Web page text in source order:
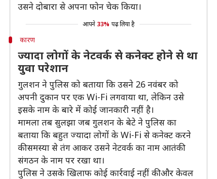
उसने दोबारा से अपना फोन चेक किया।
आपने 33% पढ़ लिया है
कारण
ज्यादा लोगों के नेटवर्क से कनेक्ट होने से था
युवा परेशान
गुलशन ने पुलिस को बताया कि उसने 26 नवंबर को
अपनी दुकान पर एक Wi-Fi लगवाया था, लेकिन उसे
इसके नाम के बारे में कोई जानकारी नहीं है।
मामला तब सुलझा जब गुलशन के बेटे ने पुलिस का
बताया कि बहुत ज्यादा लोगों के Wi-Fi से कनेक्ट करने
की समस्या से तंग आकर उसने नेटवर्क का नाम आतंकी
संगठन के नाम पर रखा था।
पुलिस ने उसके खिलाफ कोई कार्रवाई नहीं की और केवल